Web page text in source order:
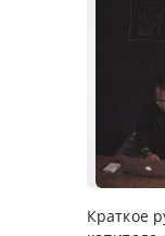
Краткое